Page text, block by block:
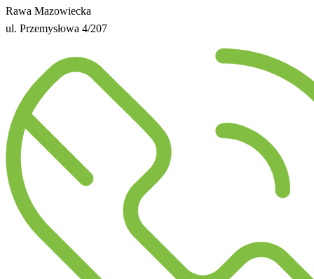
Rawa Mazowiecka
ul. Przemysłowa 4/207